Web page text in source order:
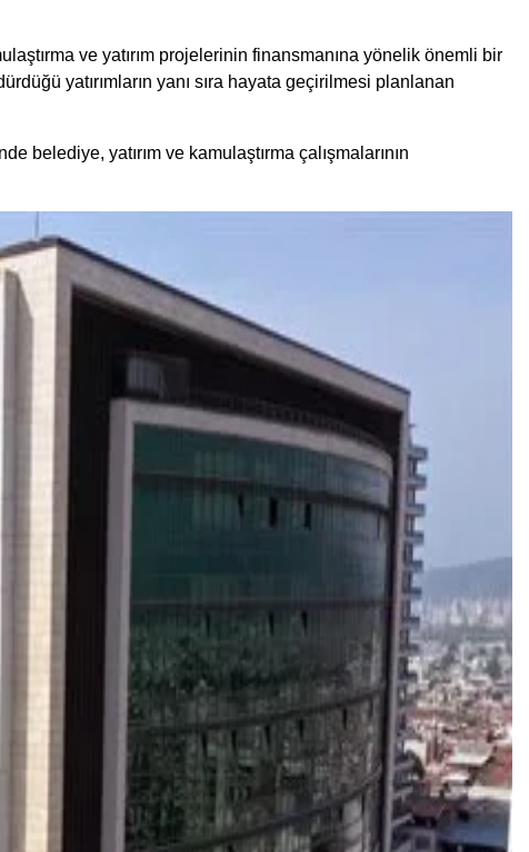
ve yatırım projelerinin finansmanına yönelik önemli bir
yatırımların yanı sıra hayata geçirilmesi planlanan
belediye, yatırım ve kamulaştırma çalışmalarının